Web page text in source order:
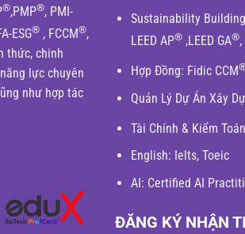
®,PMP®, PMI-
ESG® , FCCM®,
thức, chinh
lực chuyên
như hợp tác
Sustainability Building
LEED AP® ,LEED GA®,
Hợp Đồng: Fidic CCM
Quản Lý Dự Án Xây
Tài Chính & Kiểm Toán
English: Ielts, Toeic
AI: Certified AI
ĐĂNG KÝ NHẬN